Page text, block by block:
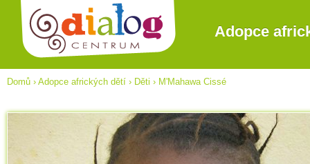
Adopce
Domů › Adopce afrických dětí › Děti › M'Mahawa Cissé